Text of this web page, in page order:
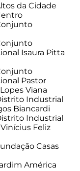
da Cidade
Isaura Pitta
Pastor
Viana
Industrial
Biancardi
Industrial
Feliz
Casas
América